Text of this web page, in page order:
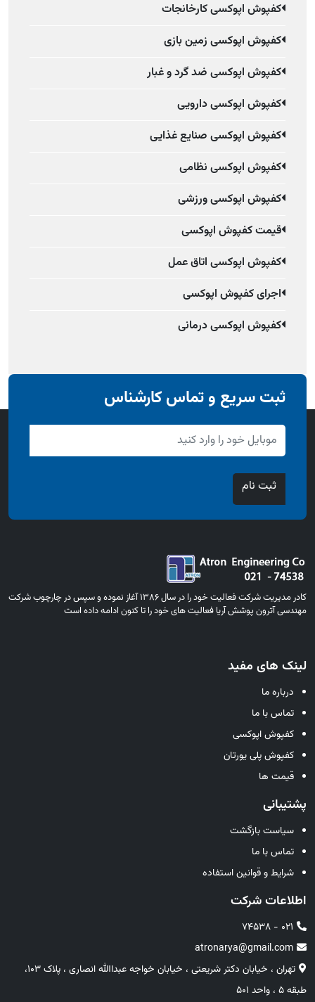
کفپوش اپوکسی کارخانجات
کفپوش اپوکسی زمین بازی
کفپوش اپوکسی ضد گرد و غبار
کفپوش اپوکسی دارویی
کفپوش اپوکسی صنایع غذایی
کفپوش اپوکسی نظامی
کفپوش اپوکسی ورزشی
قیمت کفپوش اپوکسی
کفپوش اپوکسی اتاق عمل
اجرای کفپوش اپوکسی
کفپوش اپوکسی درمانی
ثبت سریع و تماس کارشناس
ثبت نام
کادر مدیریت شرکت فعالیت خود را در سال 1386 آغاز نموده و سپس در چارچوب شرکت
مهندسی آترون پوشش آریا فعالیت های خود را تا کنون ادامه داده است
لینک های مفید
درباره ما
تماس با ما
کفپوش اپوکسی
کفپوش پلی یورتان
قیمت ها
پشتیبانی
سیاست بازگشت
تماس با ما
شرایط و قوانین استفاده
اطلاعات شرکت
021 - 74538
atronarya@gmail.com
تهران ، خیابان دکتر شریعتی ، خیابان خواجه عبداالله انصاری ، پلاک 103،
طبقه 5 ، واحد 501